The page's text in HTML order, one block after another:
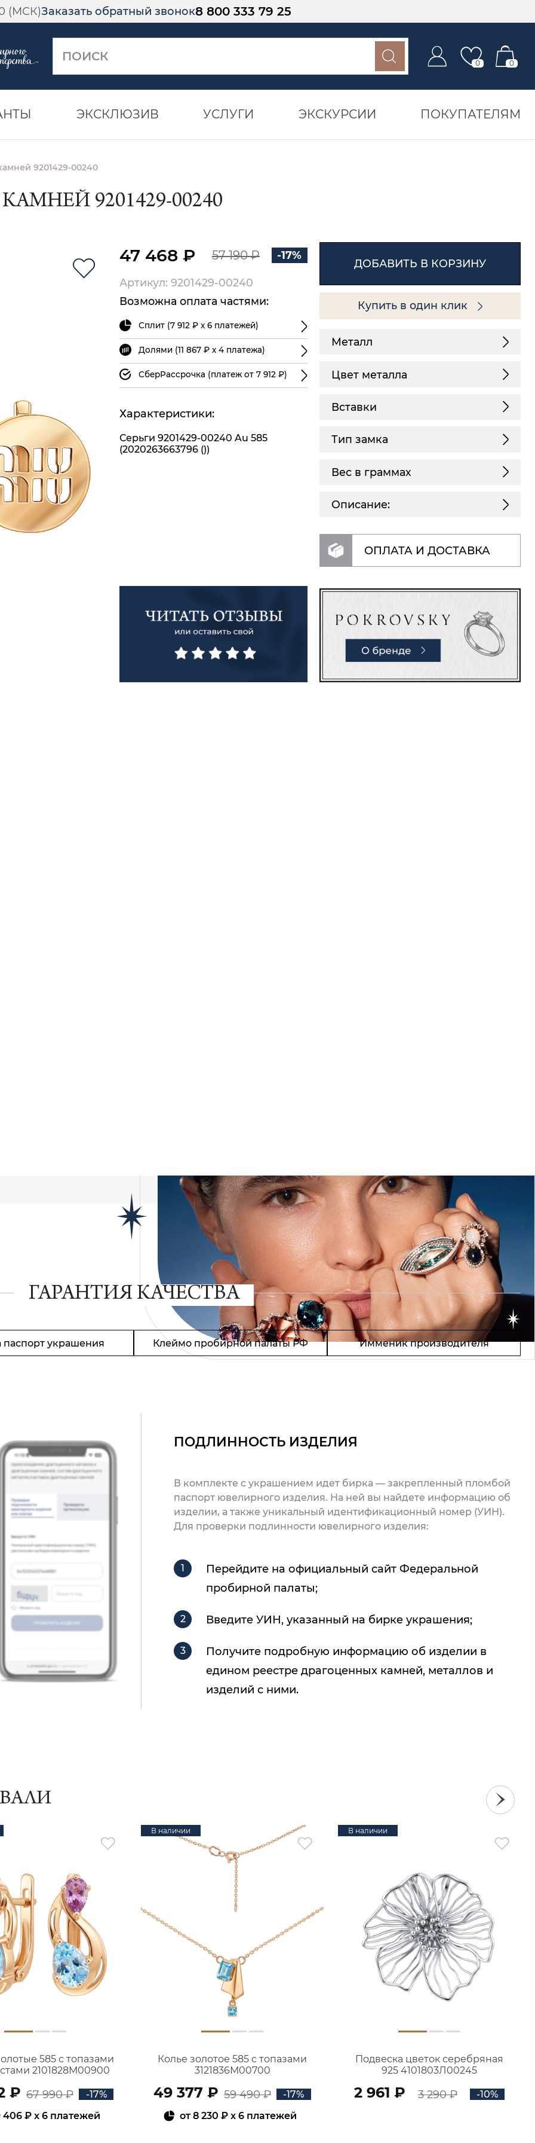
(МСК)Заказать обратный звонок8 800 333 79 25
0 0
ЭКСКЛЮЗИВ УСЛУГИ ЭКСКУРСИИ ПОКУПАТЕЛЯМ
9201429-00240
9201429-00240
47 468 ₽ 57 190 ₽ -17%
Артикул: 9201429-00240
Возможна оплата частями:
Сплит (7 912 ₽ х 6 платежей)
Долями (11 867 ₽ х 4 платежа)
СберРассрочка (платеж от 7 912 ₽)
Характеристики:
Серьги 9201429-00240 Au 585
(2020263663796 ())
ДОБАВИТЬ В КОРЗИНУ
Купить в один клик
Металл
Цвет металла
Вставки
Тип замка
Описание:
Вес в граммах
ОПЛАТА И ДОСТАВКА
ГАРАНТИЯ КАЧЕСТВА
паспорт украшения Клеймо пробирной палаты РФ Имменик производителя
ПОДЛИННОСТЬ ИЗДЕЛИЯ
В комплекте с украшением идет бирка — закрепленный пломбой
паспорт ювелирного изделия. На ней вы найдете информацию об
изделии, а также уникальный идентификационный номер (УИН).
Для проверки подлинности ювелирного изделия:
Перейдите на официальный сайт Федеральной
пробирной палаты;
Введите УИН, указанный на бирке украшения;
Получите подробную информацию об изделии в
едином реестре драгоценных камней, металлов и
изделий с ними.
585 с топазами
2101828М00900
₽ 67 990 ₽
-17%
406 ₽ x 6 платежей
В наличии
Колье золотое 585 с топазами
3121836М00700
49 377 ₽ 59 490 ₽
-17%
от8 230 ₽x 6 платежей
В наличии
Подвеска цветок серебряная
925 4101803Л00245
2 961 ₽ 3 290 ₽ -10%